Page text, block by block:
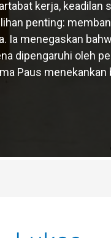
kerja,
penting:
Ia menegaskan
dipengaruhi oleh
Paus